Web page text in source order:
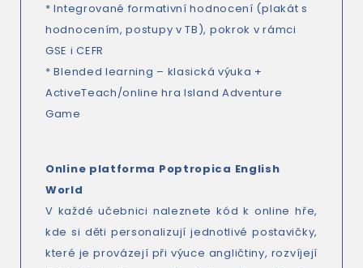
* Integrované formativní hodnocení (plakát s
hodnocením, postupy v TB), pokrok v rámci
GSE i CEFR
* Blended learning – klasická výuka +
ActiveTeach/online hra Island Adventure
Game
Online platforma Poptropica English
World
V každé učebnici naleznete kód k online hře,
kde si děti personalizují jednotlivé postavičky,
které je provázejí při výuce angličtiny, rozvíjejí